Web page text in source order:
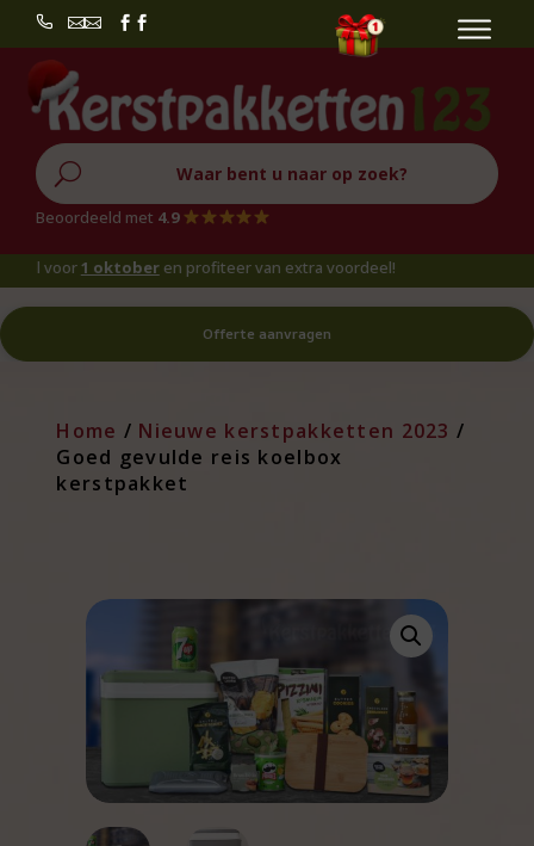
 
U
Beoordeeld met 4.9
1 oktoberen profiteer van extra voordeel!
Offerte aanvragen
Home / Nieuwe kerstpakketten 2023 /
Goed gevulde reis koelbox
kerstpakket